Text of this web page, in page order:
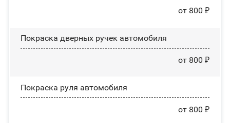
от 800 ₽
Покраска дверных ручек автомобиля
от 800 ₽
Покраска руля автомобиля
от 800 ₽